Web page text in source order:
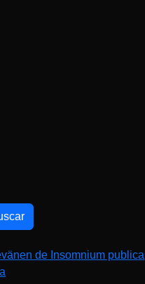
de Insomnium publica